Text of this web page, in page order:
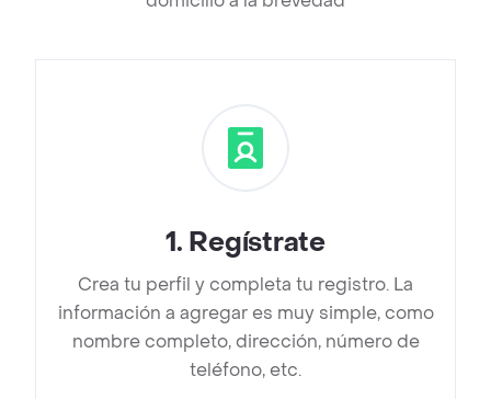
1. Regístrate
Crea tu perfil y completa tu registro. La
información a agregar es muy simple, como
nombre completo, dirección, número de
teléfono, etc.